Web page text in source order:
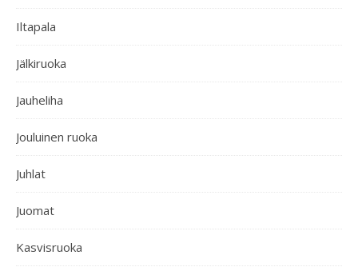
Iltapala
Jälkiruoka
Jauheliha
Jouluinen ruoka
Juhlat
Juomat
Kasvisruoka